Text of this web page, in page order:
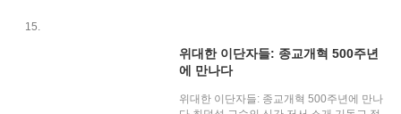
위대한 이단자들: 종교개혁 500주년
에 만나다
위대한 이단자들: 종교개혁 500주년에 만나